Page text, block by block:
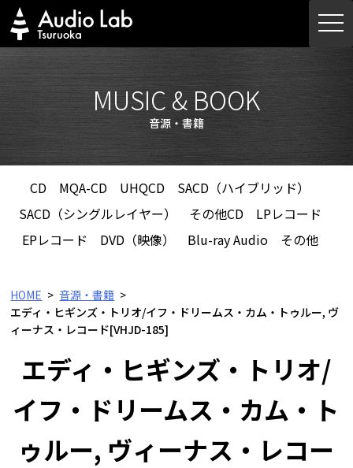
Skip
to
content
MUSIC & BOOK
音源・書籍
CD MQA-CD UHQCD
SACD（ハイブリッド）
SACD（シングルレイヤー）
その他CD
LPレコード
EPレコード
DVD（映像） Blu-ray Audio その他
HOME
音源・書籍
エディ・ヒギンズ・トリオ/イフ・ドリームス・カム・トゥルー, ヴ
ィーナス・レコード[VHJD-185]
エディ・ヒギンズ・トリオ/
イフ・ドリームス・カム・ト
ゥルー, ヴィーナス・レコー